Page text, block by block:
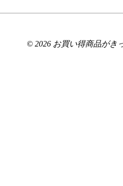
© 2026 お買い得商品がき